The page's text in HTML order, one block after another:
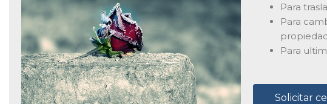
Para
Para
Para
Solicitar